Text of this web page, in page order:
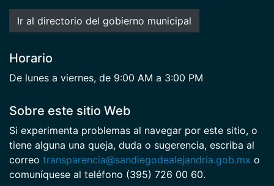
Ir al directorio del gobierno municipal
Horario
De lunes a viernes, de 9:00 AM a 3:00 PM
Sobre este sitio Web
Si experimenta problemas al navegar por este sitio, o
tiene alguna una queja, duda o sugerencia, escriba al
correo transparencia@sandiegodealejandria.gob.mx o
comuníquese al teléfono (395) 726 00 60.